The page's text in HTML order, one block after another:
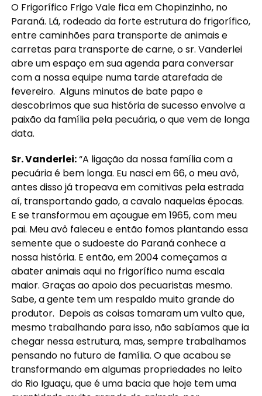
O Frigorífico Frigo Vale fica em Chopinzinho, no
Paraná. Lá, rodeado da forte estrutura do frigorífico,
entre caminhões para transporte de animais e
carretas para transporte de carne, o sr. Vanderlei
abre um espaço em sua agenda para conversar
com a nossa equipe numa tarde atarefada de
fevereiro. Alguns minutos de bate papo e
descobrimos que sua história de sucesso envolve a
paixão da família pela pecuária, o que vem de longa
data.
Sr. Vanderlei:“A ligação da nossa família com a
pecuária é bem longa. Eu nasci em 66, o meu avô,
antes disso já tropeava em comitivas pela estrada
aí, transportando gado, a cavalo naquelas épocas.
E se transformou em açougue em 1965, com meu
pai. Meu avô faleceu e então fomos plantando essa
semente que o sudoeste do Paraná conhece a
nossa história. E então, em 2004 começamos a
abater animais aqui no frigorífico numa escala
maior. Graças ao apoio dos pecuaristas mesmo.
Sabe, a gente tem um respaldo muito grande do
produtor. Depois as coisas tomaram um vulto que,
mesmo trabalhando para isso, não sabíamos que ia
chegar nessa estrutura, mas, sempre trabalhamos
pensando no futuro de família. O que acabou se
transformando em algumas propriedades no leito
do Rio Iguaçu, que é uma bacia que hoje tem uma